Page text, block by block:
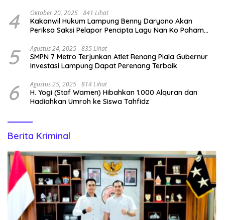
4 Oktober 20, 2025 841 Lihat
Kakanwil Hukum Lampung Benny Daryono Akan
Periksa Saksi Pelapor Pencipta Lagu Nan Ko Paham
5 Agustus 24, 2025 835 Lihat
SMPN 7 Metro Terjunkan Atlet Renang Piala Gubernur
Investasi Lampung Dapat Perenang Terbaik
6 Agustus 25, 2025 814 Lihat
H. Yogi (Staf Wamen) Hibahkan 1.000 Alquran dan
Hadiahkan Umroh ke Siswa Tahfidz
Berita Kriminal